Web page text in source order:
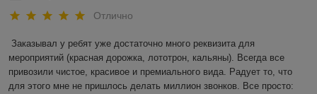
Отлично
Заказывал у ребят уже достаточно много реквизита для
мероприятий (красная дорожка, лототрон, кальяны). Всегда все
привозили чистое, красивое и премиального вида. Радует то, что
для этого мне не пришлось делать миллион звонков. Все просто: